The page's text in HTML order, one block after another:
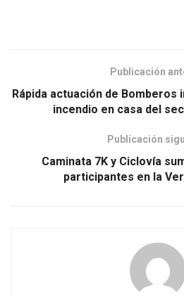
Publicación
Rápida actuación de Bomberos
incendio en casa del
Publicación
Caminata 7K y Ciclovía
participantes en la